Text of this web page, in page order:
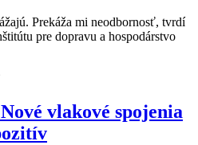
Prekáža mi neodbornosť, tvrdí
pre dopravu a hospodárstvo
vlakové spojenia